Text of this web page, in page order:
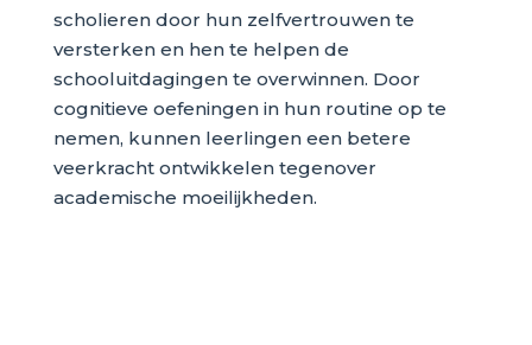
scholieren door hun zelfvertrouwen te
versterken en hen te helpen de
schooluitdagingen te overwinnen. Door
cognitieve oefeningen in hun routine op te
nemen, kunnen leerlingen een betere
veerkracht ontwikkelen tegenover
academische moeilijkheden.